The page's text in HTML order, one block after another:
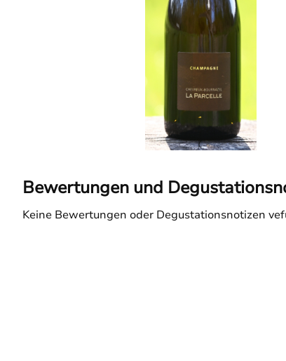
Bewertungen und
Keine Bewertungen oder Degustationsnotizen